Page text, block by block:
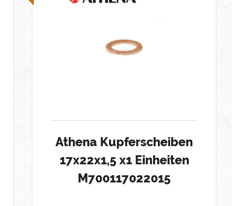
Athena Kupferscheiben
17x22x1,5 x1 Einheiten
M700117022015